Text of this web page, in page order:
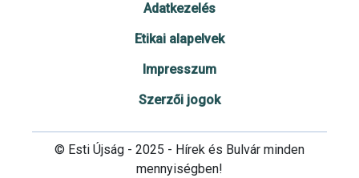
Adatkezelés
Etikai alapelvek
Impresszum
Szerzői jogok
© Esti Újság - 2025 - Hírek és Bulvár minden
mennyiségben!